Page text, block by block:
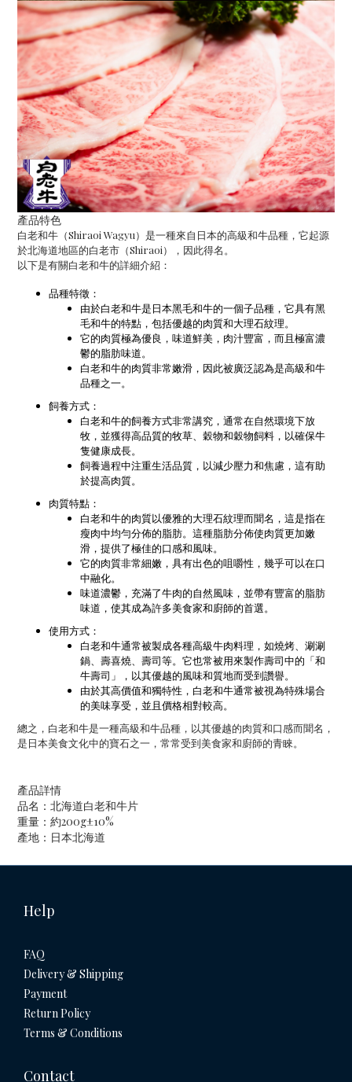
產品特色
白老和牛（Shiraoi Wagyu）是一種來自日本的高級和牛品種，它起源
於北海道地區的白老市（Shiraoi），因此得名。
以下是有關白老和牛的詳細介紹：
品種特徵：
由於白老和牛是日本黑毛和牛的一個子品種，它具有黑
毛和牛的特點，包括優越的肉質和大理石紋理。
它的肉質極為優良，味道鮮美，肉汁豐富，而且極富濃
鬱的脂肪味道。
白老和牛的肉質非常嫩滑，因此被廣泛認為是高級和牛
品種之一。
飼養方式：
白老和牛的飼養方式非常講究，通常在自然環境下放
牧，並獲得高品質的牧草、穀物和穀物飼料，以確保牛
隻健康成長。
飼養過程中注重生活品質，以減少壓力和焦慮，這有助
於提高肉質。
肉質特點：
白老和牛的肉質以優雅的大理石紋理而聞名，這是指在
瘦肉中均勻分佈的脂肪。這種脂肪分佈使肉質更加嫩
滑，提供了極佳的口感和風味。
它的肉質非常細嫩，具有出色的咀嚼性，幾乎可以在口
中融化。
味道濃鬱，充滿了牛肉的自然風味，並帶有豐富的脂肪
味道，使其成為許多美食家和廚師的首選。
使用方式：
白老和牛通常被製成各種高級牛肉料理，如燒烤、涮涮
鍋、壽喜燒、壽司等。它也常被用來製作壽司中的「和
牛壽司」，以其優越的風味和質地而受到讚譽。
由於其高價值和獨特性，白老和牛通常被視為特殊場合
的美味享受，並且價格相對較高。
總之，白老和牛是一種高級和牛品種，以其優越的肉質和口感而聞名，
是日本美食文化中的寶石之一，常常受到美食家和廚師的青睞。
產品詳情
品名：北海道白老和牛片
重量：約200g±10%
產地：日本北海道
Help
FAQ
Delivery & Shipping
Payment
Return Policy
Terms & Conditions
Contact